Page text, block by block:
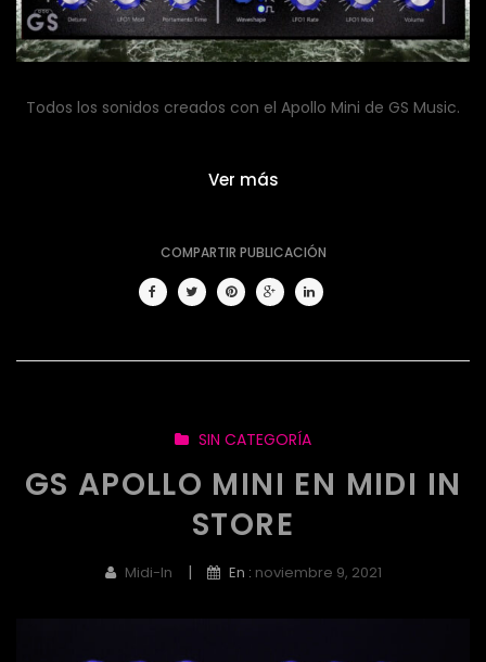
Todos los sonidos creados con el Apollo Mini de GS Music.
Ver más
COMPARTIR PUBLICACIÓN
SIN CATEGORÍA
GS APOLLO MINI EN MIDI IN
STORE
Midi-In | En : noviembre 9, 2021